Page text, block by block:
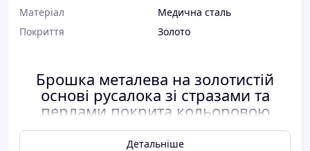
Матеріал
Медична сталь
Покриття
Золото
Брошка металева на золотистій
основі русалока зі стразами та
перлами покрита кольоровою
емаллю розмір 40х20 мм
Детальніше